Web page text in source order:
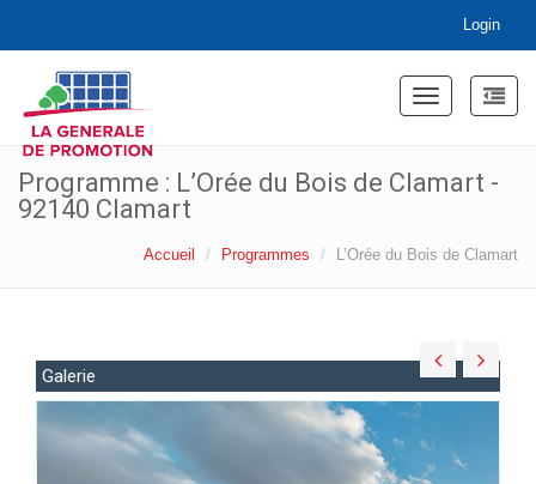
Login
Toggle
Programme : L’Orée du Bois de Clamart -
92140 Clamart
Accueil Programmes L’Orée du Bois de Clamart
Galerie